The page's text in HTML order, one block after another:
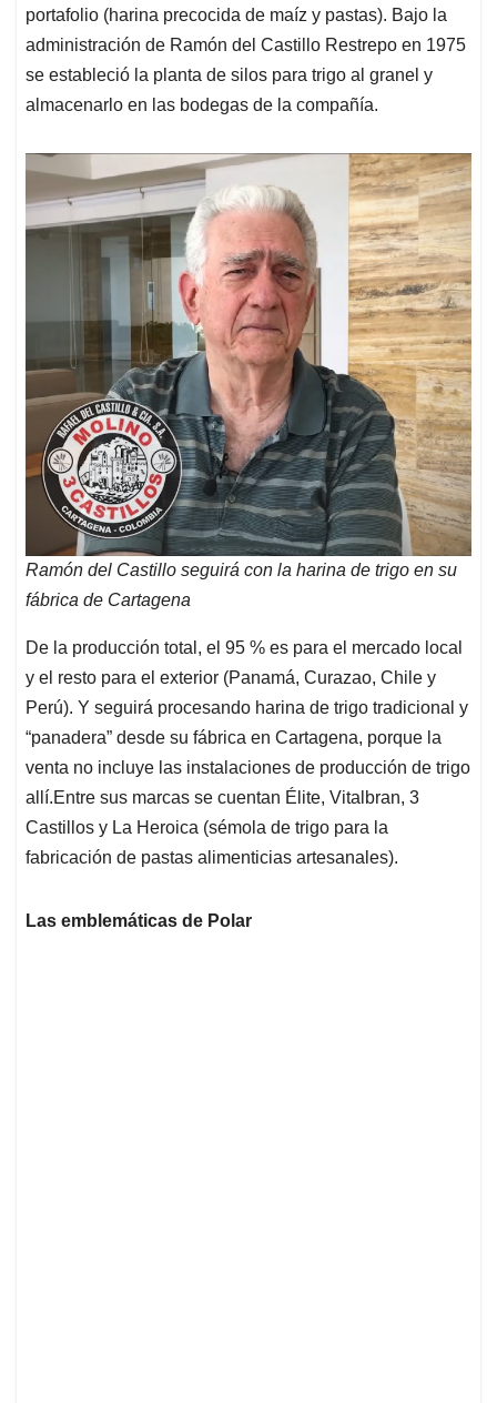
portafolio (harina precocida de maíz y pastas). Bajo la
administración de Ramón del Castillo Restrepo en 1975
se estableció la planta de silos para trigo al granel y
almacenarlo en las bodegas de la compañía.
Ramón del Castillo seguirá con la harina de trigo en su
fábrica de Cartagena
De la producción total, el 95 % es para el mercado local
y el resto para el exterior (Panamá, Curazao, Chile y
Perú). Y seguirá procesando harina de trigo tradicional y
“panadera” desde su fábrica en Cartagena, porque la
venta no incluye las instalaciones de producción de trigo
allí.Entre sus marcas se cuentan Élite, Vitalbran, 3
Castillos y La Heroica (sémola de trigo para la
fabricación de pastas alimenticias artesanales).
Las emblemáticas de Polar